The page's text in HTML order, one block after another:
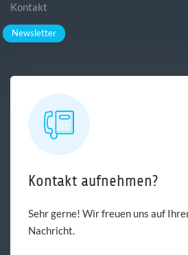
Kontakt
Newsletter
Kontakt aufnehmen?
Sehr gerne! Wir freuen uns auf
Nachricht.